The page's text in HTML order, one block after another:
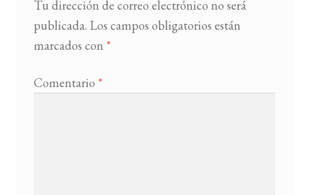
Tu dirección de correo electrónico no será
publicada. Los campos obligatorios están
marcados con *
Comentario *